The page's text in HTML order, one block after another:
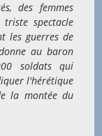
des femmes
spectacle
les guerres de
au baron
soldats qui
l'hérétique
la montée du